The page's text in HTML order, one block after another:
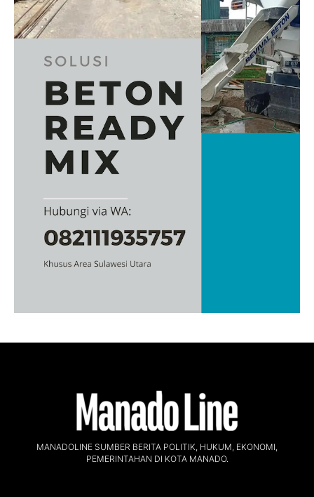
MANADOLINE SUMBER BERITA POLITIK, HUKUM, EKONOMI,
PEMERINTAHAN DI KOTA MANADO.